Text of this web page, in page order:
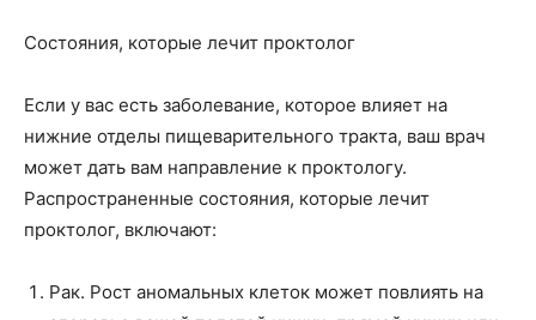
Состояния, которые лечит проктолог
Если у вас есть заболевание, которое влияет на
нижние отделы пищеварительного тракта, ваш врач
может дать вам направление к проктологу.
Распространенные состояния, которые лечит
проктолог, включают:
Рак. Рост аномальных клеток может повлиять на